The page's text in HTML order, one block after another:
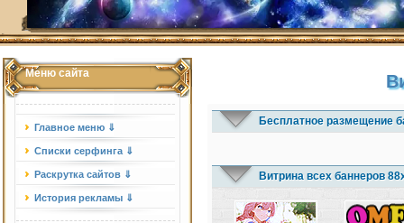
Меню сайта
Главное меню ⇓
Списки серфинга ⇓
Раскрутка сайтов ⇓
История рекламы ⇓
Бесплатное размещение
Витрина всех баннеров